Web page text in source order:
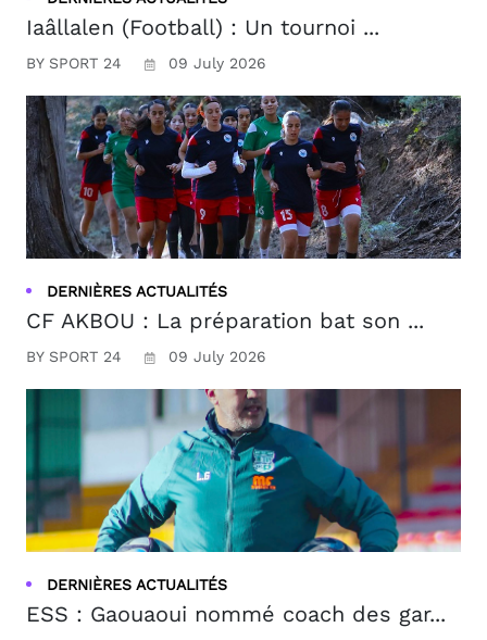
Iaâllalen (Football) : Un tournoi ...
BY SPORT 24 09 July 2026
DERNIÈRES ACTUALITÉS
CF AKBOU : La préparation bat son ...
BY SPORT 24 09 July 2026
DERNIÈRES ACTUALITÉS
ESS : Gaouaoui nommé coach des gar...